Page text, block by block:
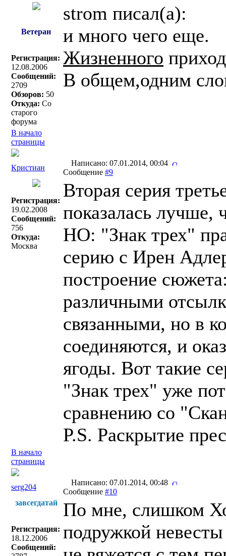
Ветеран
Регистрация:
12.08.2006
Сообщений:
2709
Обзоров: 50
Откуда: Со
старого
форума
strom писал(a):
и много чего еще.
Жизненного
В общем,одним
В начало
страницы
Кристиан
Написано: 07.01.2014, 00:04
Сообщение #9
Регистрация:
19.02.2008
Сообщений:
756
Откуда:
Москва
Вторая серия
показалась лучше,
НО: "Знак трех"
серию с Ирен
построение
различными
связанными, но в
соединяются, и
ягоды. Вот такие
"Знак трех" уже
сравнению со
P.S. Раскрытие
В начало
страницы
serg204
Написано: 07.01.2014, 00:48
Сообщение #10
завсегдатай
Регистрация:
18.12.2006
Сообщений:
По мне, слишком
подружкой